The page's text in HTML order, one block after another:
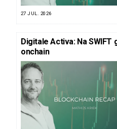
27 JUL. 2026
Digitale Activa: Na SWIFT
onchain